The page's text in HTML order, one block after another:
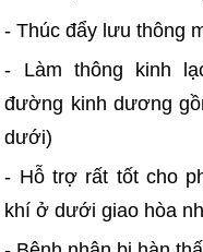
- Thúc đẩy lưu thông
- Làm thông kinh
đường kinh dương
dưới)
- Hỗ trợ rất tốt cho
khí ở dưới giao hòa